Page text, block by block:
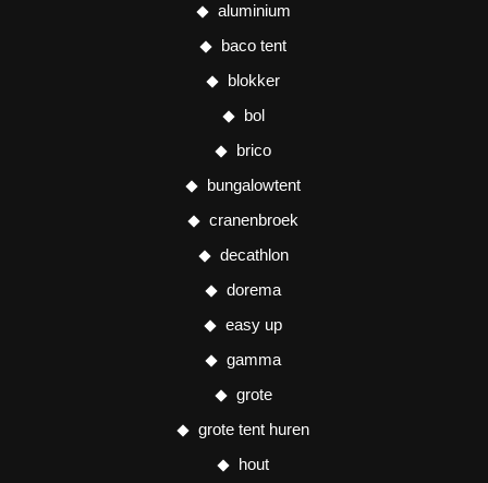
aluminium
baco tent
blokker
bol
brico
bungalowtent
cranenbroek
decathlon
dorema
easy up
gamma
grote
grote tent huren
hout